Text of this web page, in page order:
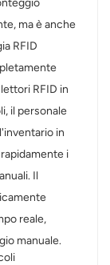
ma è anche
RFID
RFID in
il personale
in
i
Il
reale,
manuale.